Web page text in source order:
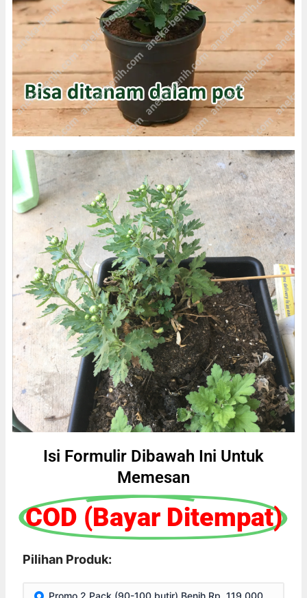
Isi Formulir Dibawah Ini Untuk
Memesan
COD (Bayar Ditempat)
Pilihan Produk:
Promo 2 Pack (90-100 butir) Benih Rp. 119.000